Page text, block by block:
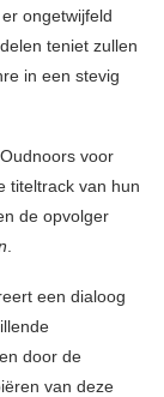
ongetwijfeld
teniet zullen
in een stevig
voor
titeltrack van hun
de opvolger
een dialoog
door de
van deze